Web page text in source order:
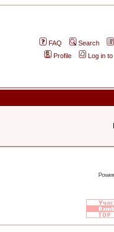
FAQ
Search
Profile
Log in